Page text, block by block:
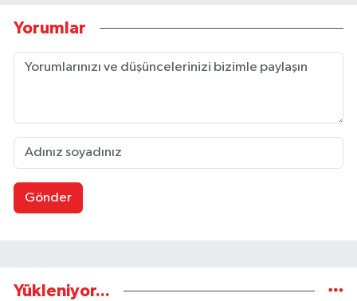
Yorumlar
Gönder
Yükleniyor...